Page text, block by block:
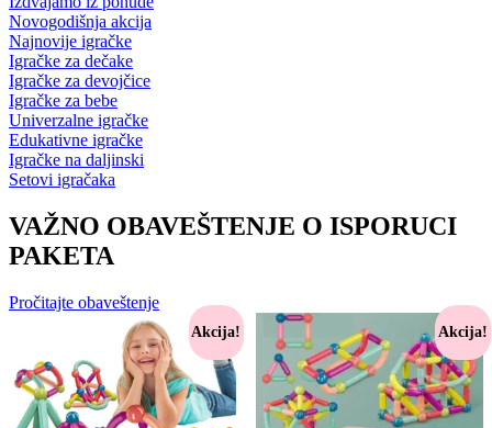
Novogodišnja akcija
Najnovije igračke
Igračke za dečake
Igračke za devojčice
Igračke za bebe
Univerzalne igračke
Edukativne igračke
Igračke na daljinski
Setovi igračaka
VAŽNO OBAVEŠTENJE O ISPORUCI
PAKETA
Pročitajte obaveštenje
Akcija! Akcija!